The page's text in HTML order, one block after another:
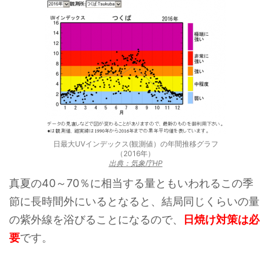
日最大UVインデックス(観測値）の年間推移グラフ
（2016年）
出典：気象庁HP
真夏の40～70％に相当する量ともいわれるこの季
節に長時間外にいるとなると、結局同じくらいの量
の紫外線を浴びることになるので、
日焼け対策は必
要です。